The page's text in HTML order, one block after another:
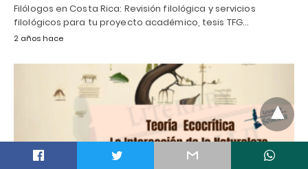
Filólogos en Costa Rica: Revisión filológica y servicios
filológicos para tu proyecto académico, tesis TFG…
2 años hace